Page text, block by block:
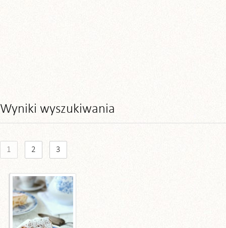
Wyniki wyszukiwania
1 2 3